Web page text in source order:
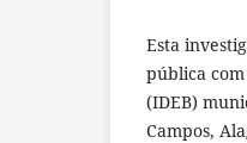
Esta
pública
(IDEB)
Campos,